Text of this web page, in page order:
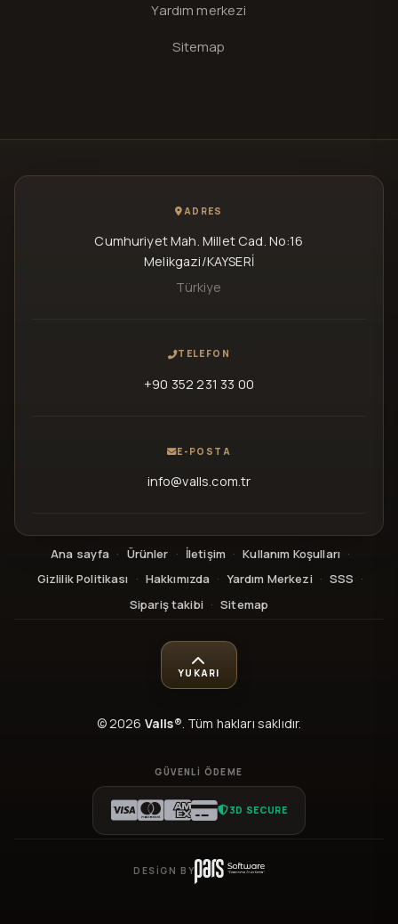
Yardım merkezi
Sitemap
ADRES
Cumhuriyet Mah. Millet Cad. No:16
Melikgazi/KAYSERİ
Türkiye
TELEFON
+90 352 231 33 00
E-POSTA
info@valls.com.tr
Ana sayfa · Ürünler · İletişim · Kullanım Koşulları ·
Gizlilik Politikası
· Hakkımızda · Yardım Merkezi · SSS ·
Sipariş takibi · Sitemap
© 2026 Valls®. Tüm hakları saklıdır.
YUKARI
GÜVENLI ÖDEME
3D SECURE
DESIGN BY